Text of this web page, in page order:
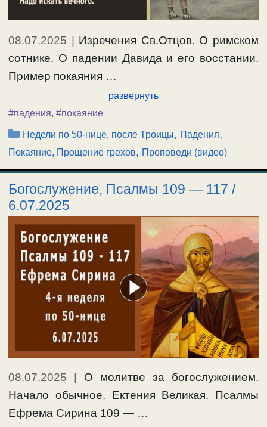
08.07.2025 | Изречения Св.Отцов. О римском
сотнике. О падении Давида и его восстании.
Пример покаяния …
развернуть
#падения, #покаяние
Рубрики
Недели по 50-нице, после Троицы, Падения,
Покаяние, Прощение грехов, Проповеди (видео)
Богослужение, Псалмы 109 — 117 /
6.07.2025
08.07.2025
О молитве за богослужением.
Начало обычное. Ектения Великая. Псалмы
Ефрема Сирина 109 — …